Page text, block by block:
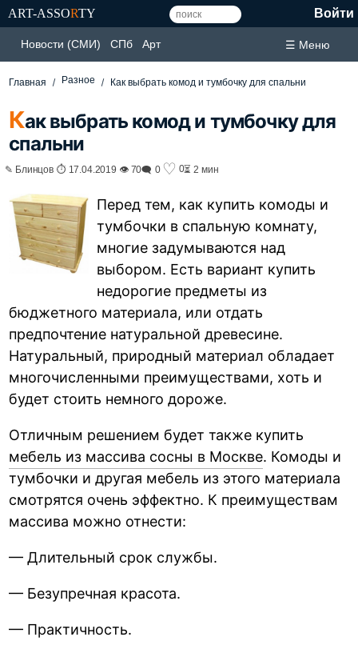
ART-ASSORTY Войти
Новости (СМИ) СПб Арт ☰ Меню
Главная Разное Как выбрать комод и тумбочку для спальни
Как выбрать комод и тумбочку для
спальни
✎ Блинцов ⏱ 17.04.2019 👁 70🗨 0 ♡ 0⏳ 2 мин
Перед тем, как купить комоды и
тумбочки в спальную комнату,
многие задумываются над
выбором. Есть вариант купить
недорогие предметы из
бюджетного материала, или отдать
предпочтение натуральной древесине.
Натуральный, природный материал обладает
многочисленными преимуществами, хоть и
будет стоить немного дороже.
Отличным решением будет также купить
мебель из массива сосны в Москве. Комоды и
тумбочки и другая мебель из этого материала
смотрятся очень эффектно. К преимуществам
массива можно отнести:
— Длительный срок службы.
— Безупречная красота.
— Практичность.